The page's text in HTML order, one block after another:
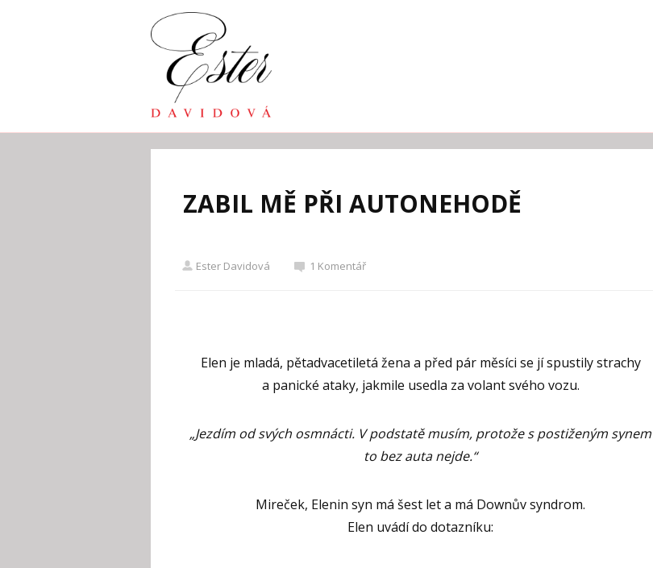
ZABIL MĚ PŘI AUTONEHODĚ
Ester Davidová 1 Komentář
Elen je mladá, pětadvacetiletá žena a před pár měsíci se jí spustily strachy
a panické ataky, jakmile usedla za volant svého vozu.
„Jezdím od svých osmnácti. V podstatě musím, protože s postiženým synem
to bez auta nejde.“
Mireček, Elenin syn má šest let a má Downův syndrom.
Elen uvádí do dotazníku: